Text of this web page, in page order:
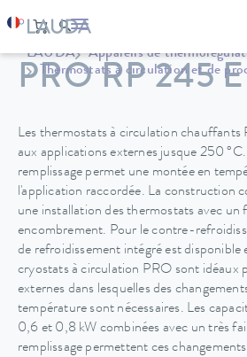
LAUDA Appareils de
Thermostats à circulation et de
PRO RP 245 E
Les thermostats à circulation chauffants
aux applications externes jusque 250
remplissage permet une montée en
l'application raccordée. La construction
une installation des thermostats avec un
encombrement. Pour le contre-
de refroidissement intégré est disponible
cryostats à circulation PRO sont idéaux
externes dans lesquelles des
température sont nécessaires. Les
0,6 et 0,8 kW combinées avec un très
remplissage permettent ces